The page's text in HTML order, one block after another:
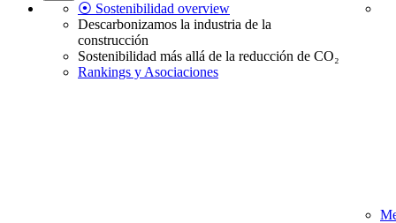
⦿ Sostenibilidad overview
Descarbonizamos la industria de la
construcción
Sostenibilidad más allá de la reducción de CO₂
Rankings y Asociaciones